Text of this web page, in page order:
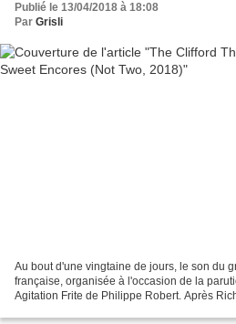
Publié le 13/04/2018 à 18:08
Par Grisli
Au bout d'une vingtaine de jours, le son du
française, organisée à l'occasion de la
Agitation Frite de Philippe Robert. Après